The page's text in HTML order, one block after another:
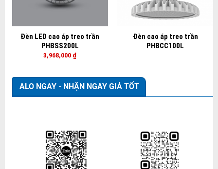
Đèn LED cao áp treo trần
PHBSS200L
3,968,000 ₫
Đèn cao áp treo trần
PHBCC100L
ALO NGAY - NHẬN NGAY GIÁ TỐT